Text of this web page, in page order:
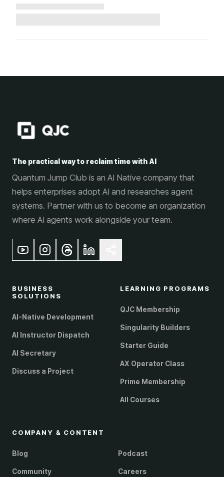
The practical way to reclaim time with AI
Quantum Jump Club is an AI Native company that
helps enterprises adopt AI and researches agent
systems. Partner with us to become an organization
where AI agents work alongside your team.
BUSINESS
SOLUTIONS
AI-Native Development
AI Instructor Dispatch
AI Secretary
Discuss a Project
LEARNING PROGRAMS
QJC Membership
Singularity Builders
Starter Guide
AX Operator Class
Prime Membership
All Courses
COMPANY & CONTENT
Blog Podcast
Community Careers